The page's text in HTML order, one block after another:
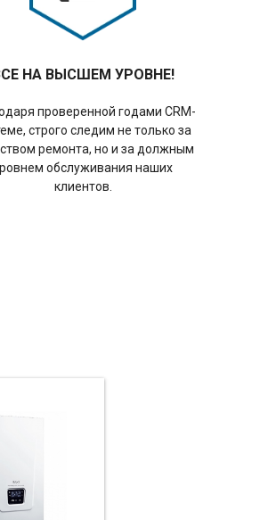
НА ВЫСШЕМ УРОВНЕ!
проверенной годами CRM-
строго следим не только за
ремонта, но и за должным
обслуживания наших
клиентов.